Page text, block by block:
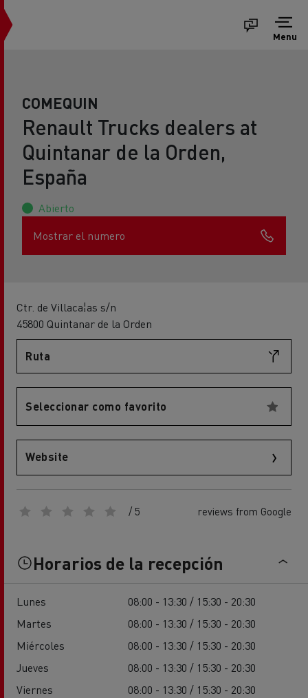
Menu
COMEQUIN
Renault Trucks dealers at
Quintanar de la Orden,
España
Abierto
Mostrar el numero
Ctr. de Villaca¦as s/n
45800 Quintanar de la Orden
Ruta
Seleccionar como favorito
Website
/ 5 reviews from Google
Horarios de la recepción
Lunes
08:00 - 13:30 / 15:30 - 20:30
Martes
08:00 - 13:30 / 15:30 - 20:30
Miércoles
08:00 - 13:30 / 15:30 - 20:30
Jueves
08:00 - 13:30 / 15:30 - 20:30
Viernes
08:00 - 13:30 / 15:30 - 20:30